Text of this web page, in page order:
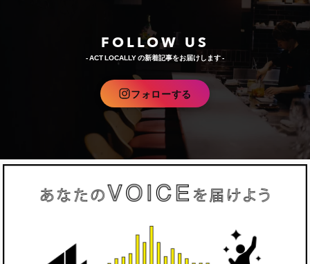
FOLLOW US
- ACT LOCALLY の新着記事をお届けします -
フォローする